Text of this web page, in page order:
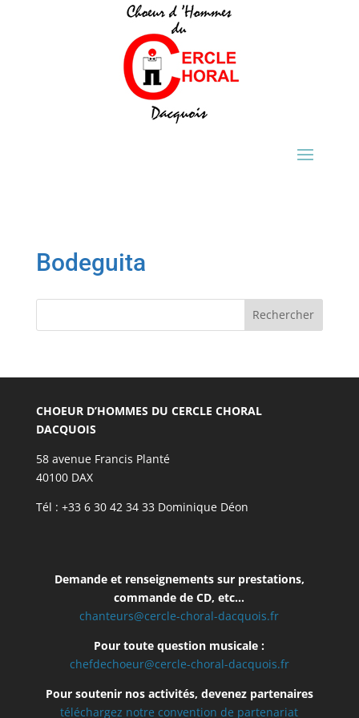
Bodeguita
Rechercher
CHOEUR D’HOMMES DU CERCLE CHORAL
DACQUOIS
58 avenue Francis Planté
40100 DAX
Tél : +33 6 30 42 34 33 Dominique Déon
Demande et renseignements sur prestations,
commande de CD, etc…
chanteurs@cercle-choral-dacquois.fr
Pour toute question musicale :
chefdechoeur@cercle-choral-dacquois.fr
Pour soutenir nos activités, devenez partenaires
téléchargez notre convention de partenariat